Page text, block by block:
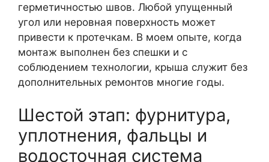
герметичностью швов. Любой упущенный
угол или неровная поверхность может
привести к протечкам. В моем опыте, когда
монтаж выполнен без спешки и с
соблюдением технологии, крыша служит без
дополнительных ремонтов многие годы.
Шестой этап: фурнитура,
уплотнения, фальцы и
водосточная система